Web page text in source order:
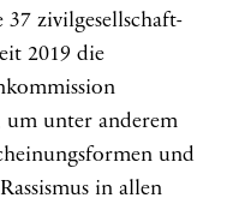
37 zivil­ge­sell­schaft­
2019 die
um unter anderem
und
in allen